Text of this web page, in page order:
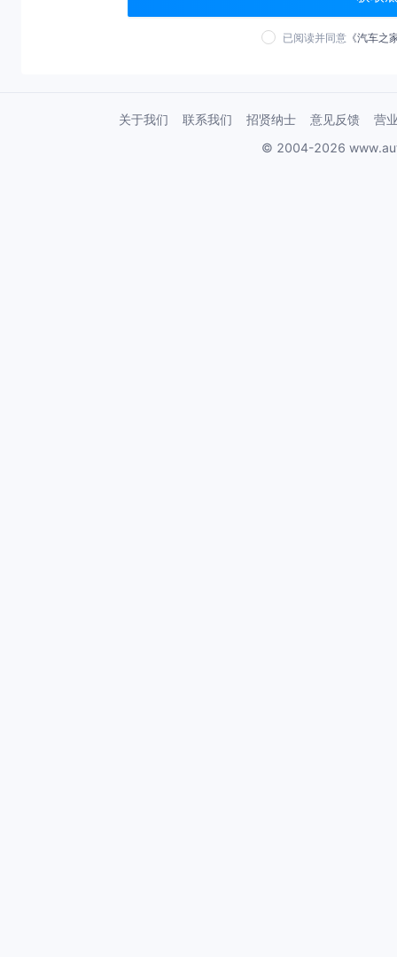
已阅读并同意 《汽车之
关于我们 联系我们 招贤纳士 意见反馈
营
© 2004-2026